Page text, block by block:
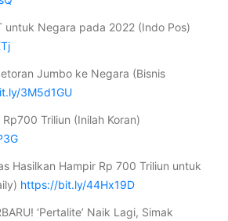
untuk Negara pada 2022 (Indo Pos)
Jumbo ke Negara (Bisnis
3M5d1GU
Triliun (Inilah Koran)
Hasilkan Hampir Rp 700 Triliun untuk
https://bit.ly/44Hx19D
‘Pertalite’ Naik Lagi, Simak